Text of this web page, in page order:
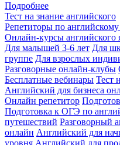
Подробнее
Тест на знание английского
Репетиторы по
Онлайн-курсы английского
Для малышей 3-6 лет Для
группе Для взрослых
Разговорные онлайн-клубы
Бесплатные вебинары Тест
Английский для бизнеса
Онлайн репетитор
Подготовка к ОГЭ по
путешествий Разговорный
онлайн Английский для
уровня Английский для